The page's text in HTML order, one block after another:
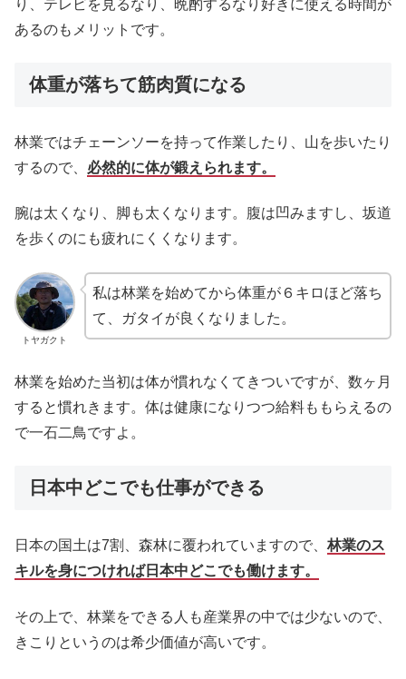
り、テレビを見るなり、晩酌するなり好きに使える時間が
あるのもメリットです。
体重が落ちて筋肉質になる
林業ではチェーンソーを持って作業したり、山を歩いたり
するので、 必然的に体が鍛えられます。
腕は太くなり、脚も太くなります。腹は凹みますし、坂道
を歩くのにも疲れにくくなります。
トヤガクト
私は林業を始めてから体重が６キロほど落ち
て、ガタイが良くなりました。
林業を始めた当初は体が慣れなくてきついですが、数ヶ月
すると慣れきます。体は健康になりつつ給料ももらえるの
で一石二鳥ですよ。
日本中どこでも仕事ができる
日本の国土は7割、森林に覆われていますので、 林業のス
キルを身につければ日本中どこでも働けます。
その上で、林業をできる人も産業界の中では少ないので、
きこりというのは希少価値が高いです。